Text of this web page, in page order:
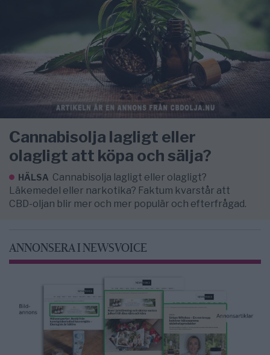
Cannabisolja lagligt eller
olagligt att köpa och sälja?
HÄLSA Cannabisolja lagligt eller olagligt?
Läkemedel eller narkotika? Faktum kvarstår att
CBD-oljan blir mer och mer populär och efterfrågad.
ANNONSERA I NEWSVOICE